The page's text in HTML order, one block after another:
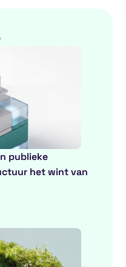
publieke
het wint van